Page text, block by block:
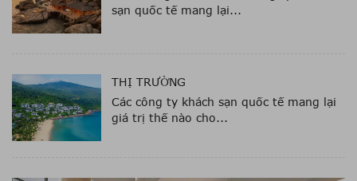
sạn quốc tế mang lại...
THỊ TRƯỜNG
Các công ty khách sạn quốc tế mang lại
giá trị thế nào cho...